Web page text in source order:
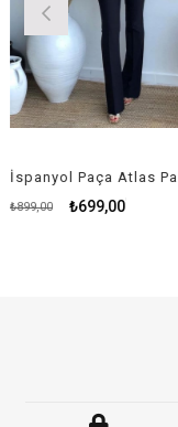
₺699,00